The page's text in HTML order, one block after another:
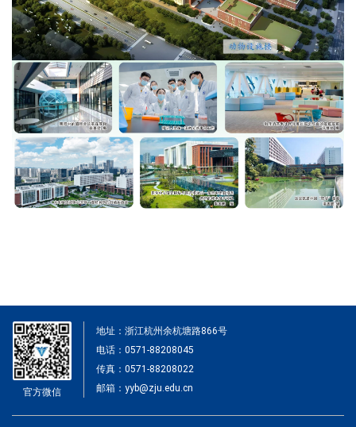
官方微信
地址：浙江杭州余杭塘路866号
电话：0571-88208045
传真：0571-88208022
邮箱：yyb@zju.edu.cn